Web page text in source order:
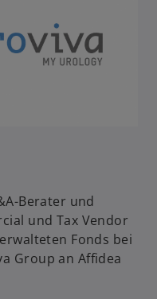
Berater und
und Tax Vendor
Fonds bei
Group an Affidea
w
n
e
r
n